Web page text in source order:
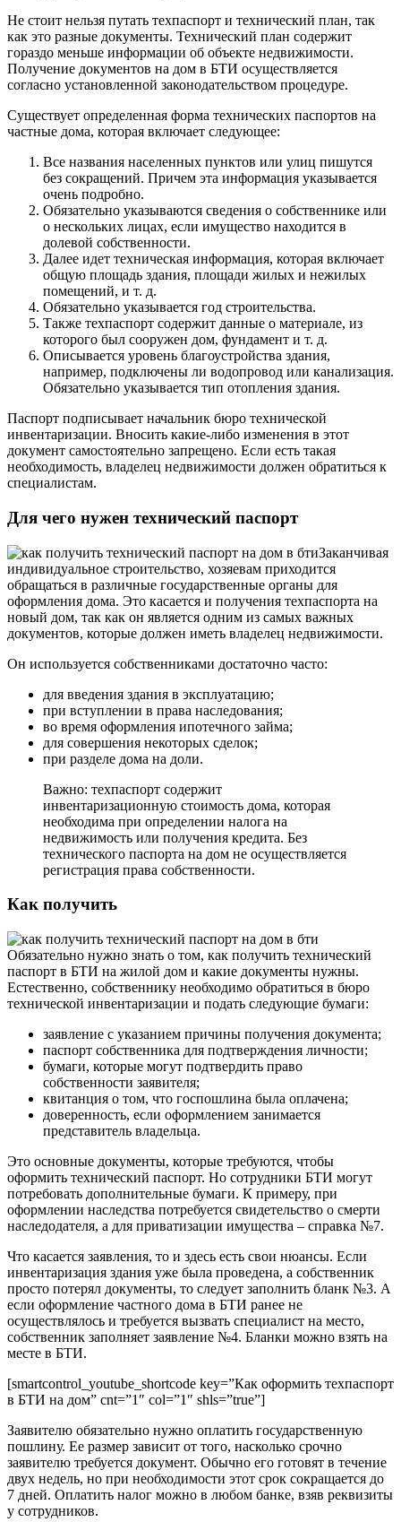
Не стоит нельзя путать техпаспорт и технический план, так
как это разные документы. Технический план содержит
гораздо меньше информации об объекте недвижимости.
Получение документов на дом в БТИ осуществляется
согласно установленной законодательством процедуре.
Существует определенная форма технических паспортов на
частные дома, которая включает следующее:
Все названия населенных пунктов или улиц пишутся
без сокращений. Причем эта информация указывается
очень подробно.
Обязательно указываются сведения о собственнике или
о нескольких лицах, если имущество находится в
долевой собственности.
Далее идет техническая информация, которая включает
общую площадь здания, площади жилых и нежилых
помещений, и т. д.
Обязательно указывается год строительства.
Также техпаспорт содержит данные о материале, из
которого был сооружен дом, фундамент и т. д.
Описывается уровень благоустройства здания,
например, подключены ли водопровод или канализация.
Обязательно указывается тип отопления здания.
Паспорт подписывает начальник бюро технической
инвентаризации. Вносить какие-либо изменения в этот
документ самостоятельно запрещено. Если есть такая
необходимость, владелец недвижимости должен обратиться к
специалистам.
Для чего нужен технический паспорт
Заканчивая
индивидуальное строительство, хозяевам приходится
обращаться в различные государственные органы для
оформления дома. Это касается и получения техпаспорта на
новый дом, так как он является одним из самых важных
документов, которые должен иметь владелец недвижимости.
Он используется собственниками достаточно часто:
для введения здания в эксплуатацию;
при вступлении в права наследования;
во время оформления ипотечного займа;
для совершения некоторых сделок;
при разделе дома на доли.
Важно: техпаспорт содержит
инвентаризационную стоимость дома, которая
необходима при определении налога на
недвижимость или получения кредита. Без
технического паспорта на дом не осуществляется
регистрация права собственности.
Как получить
Обязательно нужно знать о том, как получить технический
паспорт в БТИ на жилой дом и какие документы нужны.
Естественно, собственнику необходимо обратиться в бюро
технической инвентаризации и подать следующие бумаги:
заявление с указанием причины получения документа;
паспорт собственника для подтверждения личности;
бумаги, которые могут подтвердить право
собственности заявителя;
квитанция о том, что госпошлина была оплачена;
доверенность, если оформлением занимается
представитель владельца.
Это основные документы, которые требуются, чтобы
оформить технический паспорт. Но сотрудники БТИ могут
потребовать дополнительные бумаги. К примеру, при
оформлении наследства потребуется свидетельство о смерти
наследодателя, а для приватизации имущества – справка №7.
Что касается заявления, то и здесь есть свои нюансы. Если
инвентаризация здания уже была проведена, а собственник
просто потерял документы, то следует заполнить бланк №3. А
если оформление частного дома в БТИ ранее не
осуществлялось и требуется вызвать специалист на место,
собственник заполняет заявление №4. Бланки можно взять на
месте в БТИ.
[smartcontrol_youtube_shortcode key=”Как оформить техпаспорт
в БТИ на дом” cnt=”1″ col=”1″ shls=”true”]
Заявителю обязательно нужно оплатить государственную
пошлину. Ее размер зависит от того, насколько срочно
заявителю требуется документ. Обычно его готовят в течение
двух недель, но при необходимости этот срок сокращается до
7 дней. Оплатить налог можно в любом банке, взяв реквизиты
у сотрудников.